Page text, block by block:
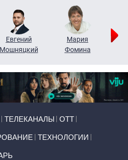
Евгений
Мошняцкий
Мария
Фомина
ТЕЛЕКАНАЛЫ ОТТ
ТЕХНОЛОГИИ